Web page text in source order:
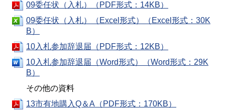
09委任状（入札）（PDF形式：14KB）
09委任状（入札）（Excel形式）（Excel形式：30K
B）
10入札参加辞退届（PDF形式：12KB）
10入札参加辞退届（Word形式）（Word形式：29K
B）
その他の資料
13市有地購入Q＆A（PDF形式：170KB）